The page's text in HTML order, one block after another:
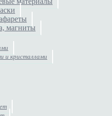
магниты
и кристаллами